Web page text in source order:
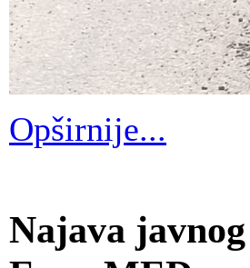
Opširnije...
Najava